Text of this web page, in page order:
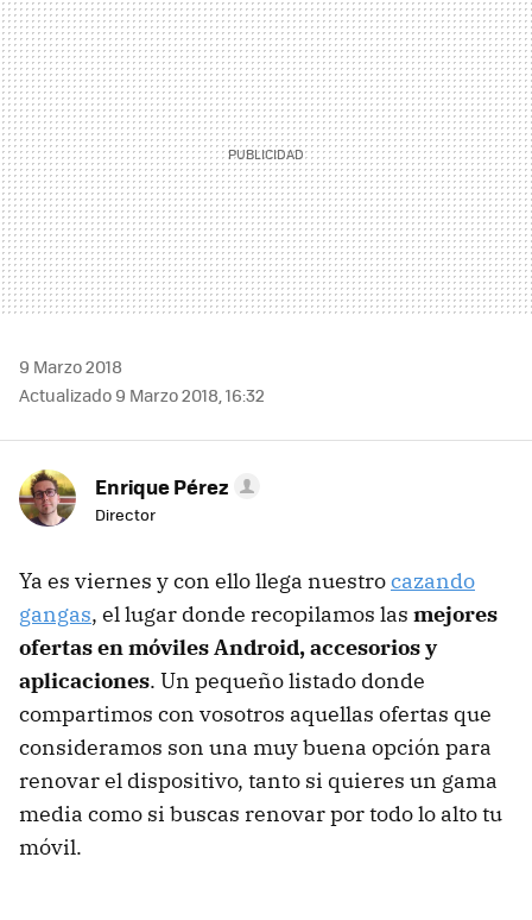
MAIL
9 Marzo 2018
Actualizado 9 Marzo 2018, 16:32
Enrique Pérez
Director
Ya es viernes y con ello llega nuestrocazando
gangas, el lugar donde recopilamos las mejores
ofertas en móviles Android, accesorios y
aplicaciones. Un pequeño listado donde
compartimos con vosotros aquellas ofertas que
consideramos son una muy buena opción para
renovar el dispositivo, tanto si quieres un gama
media como si buscas renovar por todo lo alto tu
móvil.